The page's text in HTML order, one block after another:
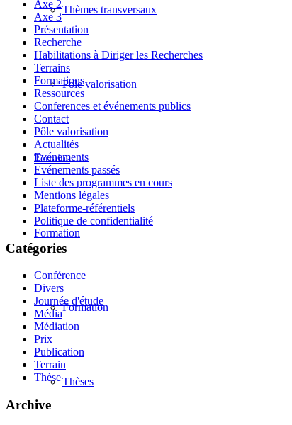
Thèmes transversaux
Pole valorisation
Terrains
Formation
Formation
Thèses
Axe 2
Axe 3
Présentation
Recherche
Habilitations à Diriger les Recherches
Terrains
Formations
Ressources
Conferences et événements publics
Contact
Pôle valorisation
Actualités
Evénements
Evénements passés
Liste des programmes en cours
Mentions légales
Plateforme-référentiels
Politique de confidentialité
Catégories
Conférence
Divers
Journée d'étude
Média
Médiation
Prix
Publication
Terrain
Thèse
Archive